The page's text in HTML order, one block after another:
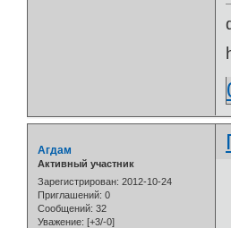
Агдам
Активный участник
Зарегистрирован: 2012-10-24
Приглашений: 0
Сообщений: 32
Уважение: [+3/-0]